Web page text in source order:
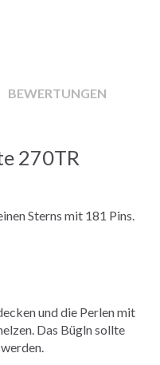
BEWERTUNGEN
270TR
Sterns mit 181 Pins.
und die Perlen mit
Das Bügln sollte